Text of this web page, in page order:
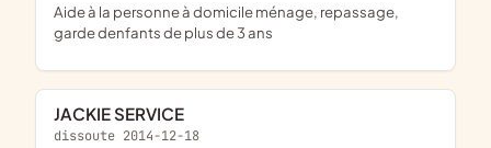
aide à la personne à domicile ménage, repassage,
garde denfants de plus de 3 ans
JACKIE SERVICE
dissoute 2014-12-18